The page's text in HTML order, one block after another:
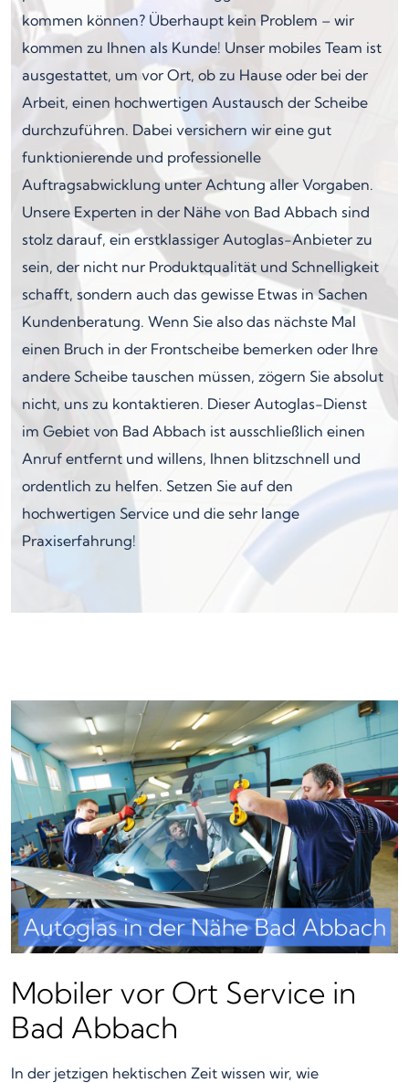
kommen können? Überhaupt kein Problem – wir
kommen zu Ihnen als Kunde! Unser mobiles Team ist
ausgestattet, um vor Ort, ob zu Hause oder bei der
Arbeit, einen hochwertigen Austausch der Scheibe
durchzuführen. Dabei versichern wir eine gut
funktionierende und professionelle
Auftragsabwicklung unter Achtung aller Vorgaben.
Unsere Experten in der Nähe von Bad Abbach sind
stolz darauf, ein erstklassiger Autoglas-Anbieter zu
sein, der nicht nur Produktqualität und Schnelligkeit
schafft, sondern auch das gewisse Etwas in Sachen
Kundenberatung. Wenn Sie also das nächste Mal
einen Bruch in der Frontscheibe bemerken oder Ihre
andere Scheibe tauschen müssen, zögern Sie absolut
nicht, uns zu kontaktieren. Dieser Autoglas-Dienst
im Gebiet von Bad Abbach ist ausschließlich einen
Anruf entfernt und willens, Ihnen blitzschnell und
ordentlich zu helfen. Setzen Sie auf den
hochwertigen Service und die sehr lange
Praxiserfahrung!
Mobiler vor Ort Service in
Bad Abbach
In der jetzigen hektischen Zeit wissen wir, wie